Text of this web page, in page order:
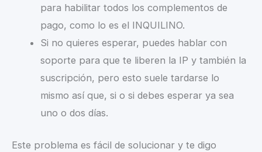
para habilitar todos los complementos de
pago, como lo es el INQUILINO.
Si no quieres esperar, puedes hablar con
soporte para que te liberen la IP y también la
suscripción, pero esto suele tardarse lo
mismo así que, si o si debes esperar ya sea
uno o dos días.
Este problema es fácil de solucionar y te digo